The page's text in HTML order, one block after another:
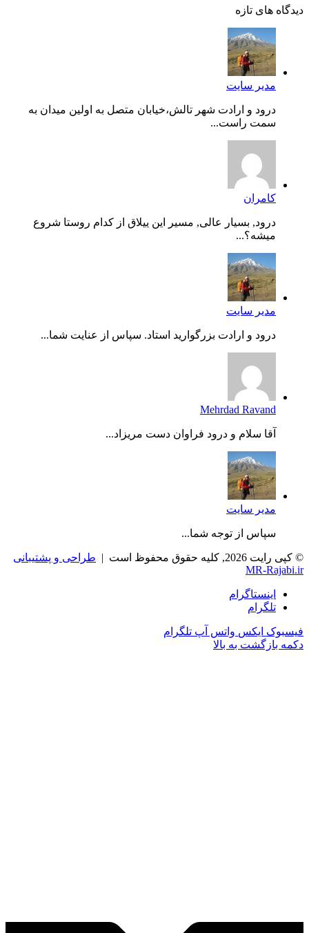
دیدگاه های تازه
مدیر سایت
درود و ارادت شهر تالش،خیابان متصل به اولین میدان به
سمت راست...
کامران
درود, بسیار عالی, مسیر این ییلاق از کدام روستا شروع
میشه؟...
مدیر سایت
درود و ارادت بزرگوارید استاد. سپاس از عنایت شما...
Mehrdad Ravand
آقا سلام و درود فراوان دست مریزاد...
مدیر سایت
سپاس از توجه شما...
© کپی رایت 2026, کلیه حقوق محفوظ است |
طراحی و پشتیبانی
MR-Rajabi.ir
اینستاگرام
تلگرام
فیسبوک ایکس واتس آپ تلگرام
دکمه بازگشت به بالا